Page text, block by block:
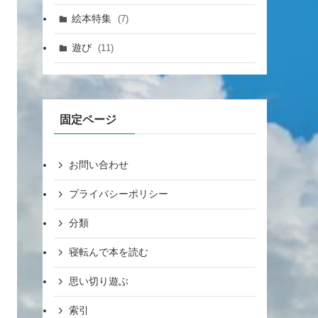
絵本特集 (7)
遊び (11)
固定ページ
お問い合わせ
プライバシーポリシー
分類
寝転んで本を読む
思い切り遊ぶ
索引